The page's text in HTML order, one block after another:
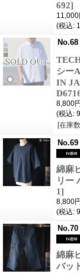
692]
11,000
(税込:
No.68
シー
IN
8,800円
(税込:
[在庫
No.69
綿麻
リー
1]
8,800円
(税込:
No.70
綿麻
バッ